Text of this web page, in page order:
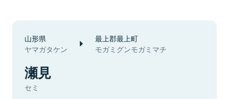
山形県
ヤマガタケン
最上郡最上町
モガミグンモガミマチ
瀬見
セミ